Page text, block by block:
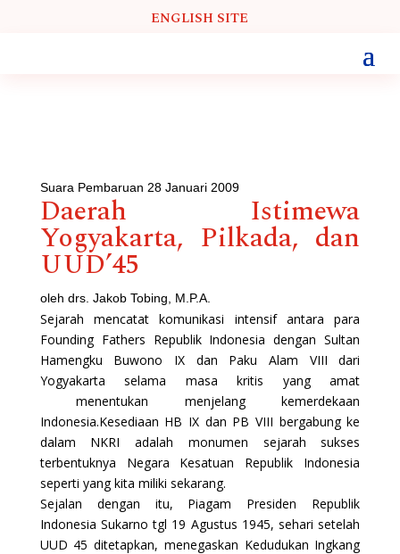
ENGLISH SITE
Suara Pembaruan 28 Januari 2009
Daerah Istimewa
Yogyakarta, Pilkada, dan
UUD’45
oleh drs. Jakob Tobing, M.P.A.
Sejarah mencatat komunikasi intensif antara para
Founding Fathers Republik Indonesia dengan Sultan
Hamengku Buwono IX dan Paku Alam VIII dari
Yogyakarta selama masa kritis yang amat
menentukan menjelang kemerdekaan
Indonesia.Kesediaan HB IX dan PB VIII bergabung ke
dalam NKRI adalah monumen sejarah sukses
terbentuknya Negara Kesatuan Republik Indonesia
seperti yang kita miliki sekarang.
Sejalan dengan itu, Piagam Presiden Republik
Indonesia Sukarno tgl 19 Agustus 1945, sehari setelah
UUD 45 ditetapkan, menegaskan Kedudukan Ingkang